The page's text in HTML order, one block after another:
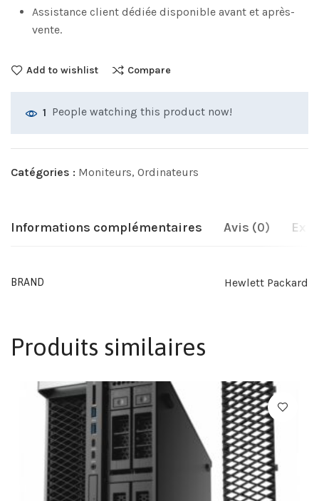
Assistance client dédiée disponible avant et après-
vente.
Add to wishlist Compare
1 People watching this product now!
Catégories : Moniteurs, Ordinateurs
Informations complémentaires Avis (0)
BRAND Hewlett Packard
Produits similaires